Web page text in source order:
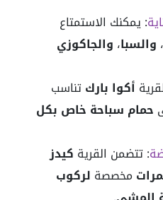
: يمكنك الاستمتاع
، والسبا، والجاكوزي
أكوا باركتناسب
حمام سباحة خاص بكل
: تتضمن القرية كيدز
مخصصة لركوب